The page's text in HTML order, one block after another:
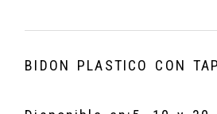
BIDON PLASTICO CON